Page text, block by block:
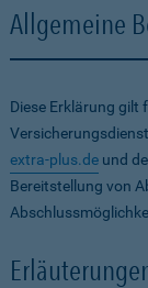
Allgemeine
Diese Erklärung
extra-plus.de und
Bereitstellung von